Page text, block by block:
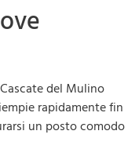
del Mulino
rapidamente fin
un posto comodo